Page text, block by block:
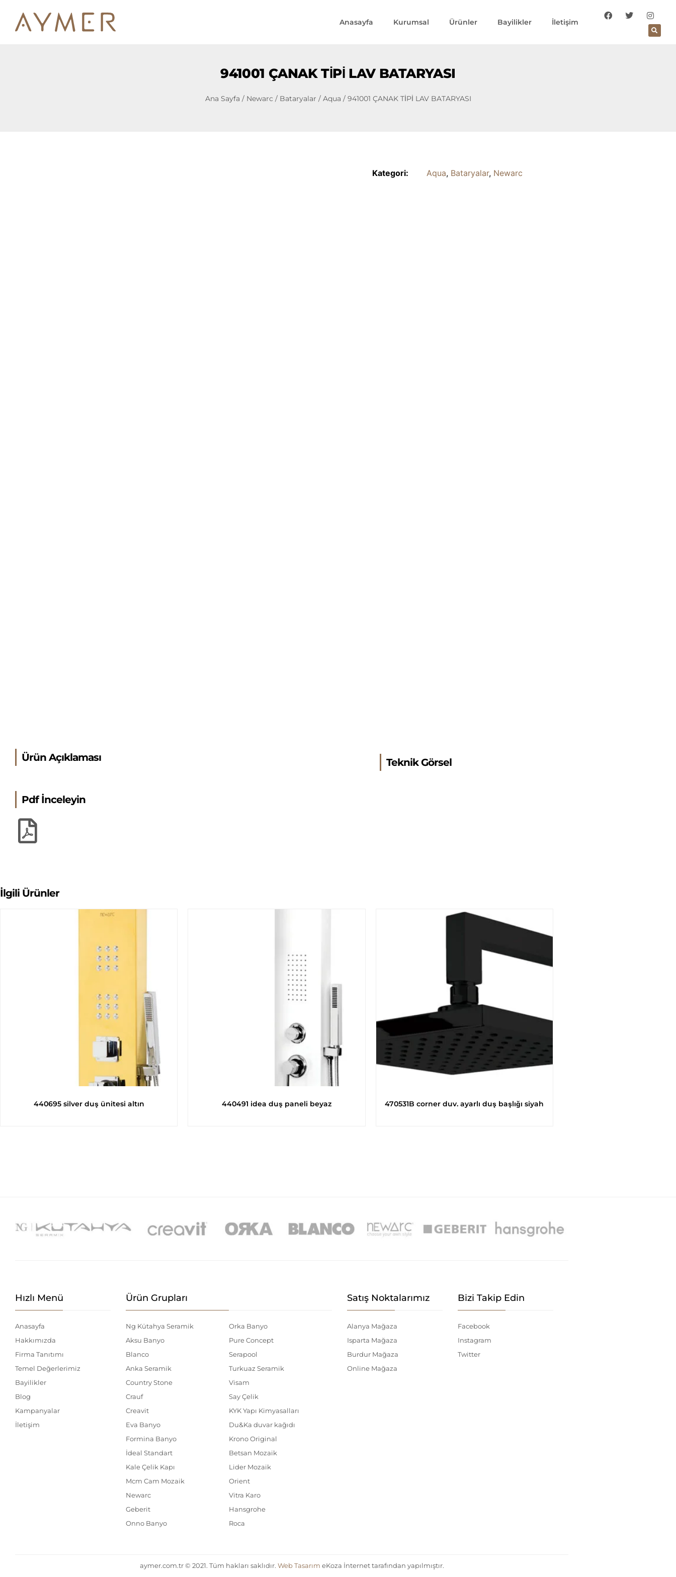
Anasayfa Kurumsal Ürünler Bayilikler İletişim
941001 ÇANAK TİPİ LAV BATARYASI
Ana Sayfa / Newarc / Bataryalar / Aqua / 941001 ÇANAK TİPİ LAV BATARYASI
Kategori: Aqua, Bataryalar, Newarc
Ürün Açıklaması
Pdf İnceleyin
Teknik Görsel
İlgili Ürünler
440695 silver duş ünitesi altın 440491 idea duş paneli beyaz 470531B corner duv. ayarlı duş başlığı siyah
Hızlı Menü
Anasayfa
Hakkımızda
Firma Tanıtımı
Temel Değerlerimiz
Bayilikler
Blog
Kampanyalar
İletişim
Ürün Grupları
Ng Kütahya Seramik
Aksu Banyo
Blanco
Anka Seramik
Country Stone
Crauf
Creavit
Eva Banyo
Formina Banyo
İdeal Standart
Kale Çelik Kapı
Mcm Cam Mozaik
Newarc
Geberit
Onno Banyo
Orka Banyo
Pure Concept
Serapool
Turkuaz Seramik
Visam
Say Çelik
KYK Yapı Kimyasalları
Du&Ka duvar kağıdı
Krono Original
Betsan Mozaik
Lider Mozaik
Orient
Vitra Karo
Hansgrohe
Roca
Satış Noktalarımız
Alanya Mağaza
Isparta Mağaza
Burdur Mağaza
Online Mağaza
Bizi Takip Edin
Facebook
Instagram
Twitter
aymer.com.tr © 2021. Tüm hakları saklıdır. Web Tasarım eKoza İnternet tarafından yapılmıştır.